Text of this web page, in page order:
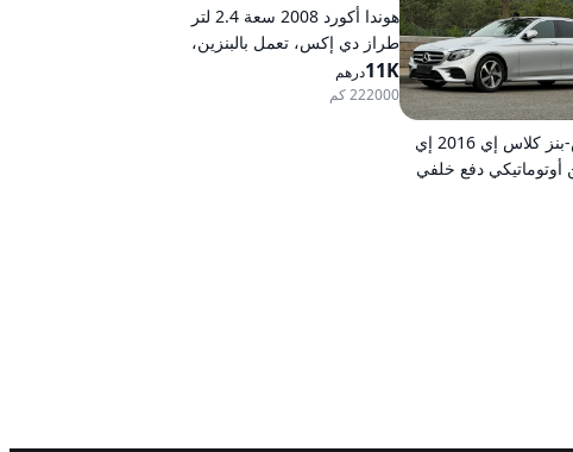
مرسيدس-بنز كلاس إي 2016 إي
هوندا أكورد 2008 سعة 2.4 لتر
طراز دي إكس، تعمل بالبنزين،
ناقل حركة أوتوماتيكي، دفع أمامي
11Kدرهم
222000 كم